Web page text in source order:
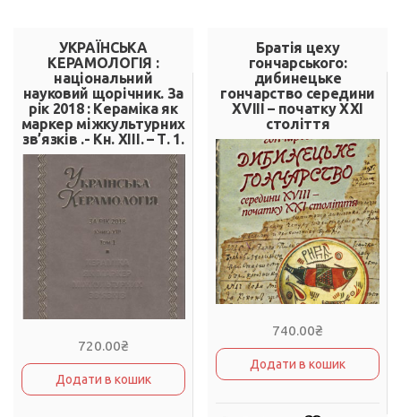
УКРАЇНСЬКА
КЕРАМОЛОГІЯ :
національний
науковий щорічник. За
рік 2018 : Кераміка як
маркер міжкультурних
зв’язків .- Кн. XIII. – Т. 1.
720.00₴
Додати в кошик
Братія цеху
гончарського:
дибинецьке
гончарство середини
XVIII – початку ХХІ
століття
740.00₴
Додати в кошик